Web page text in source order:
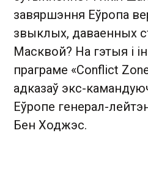
завяршэння Еўропа
звыклых, даваенных
Масквой? На гэтыя і
праграме «Conflict
адказаў экс-
Еўропе генерал-
Бен Ходжэс.